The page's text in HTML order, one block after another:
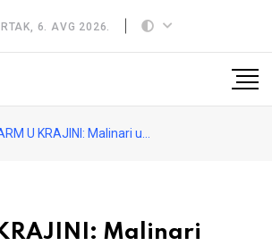
6. AVG 2026.
KRAJINI: Malinari uništavaju nasade, otkupna cijena sramotna
Malinari